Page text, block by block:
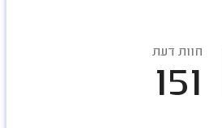
חוות דעת
151